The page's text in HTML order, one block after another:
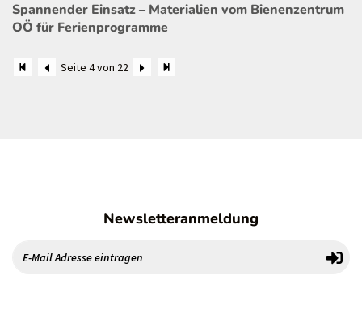
Spannender Einsatz – Materialien vom Bienenzentrum
OÖ für Ferienprogramme
Seite 4 von 22
Newsletteranmeldung